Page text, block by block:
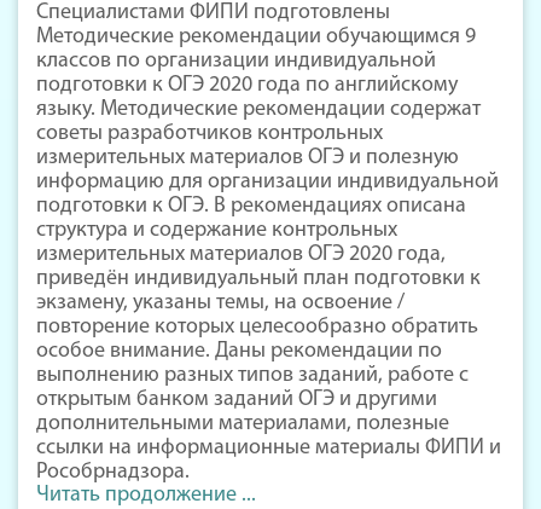
Специалистами ФИПИ подготовлены
Методические рекомендации обучающимся 9
классов по организации индивидуальной
подготовки к ОГЭ 2020 года по английскому
языку. Методические рекомендации содержат
советы разработчиков контрольных
измерительных материалов ОГЭ и полезную
информацию для организации индивидуальной
подготовки к ОГЭ. В рекомендациях описана
структура и содержание контрольных
измерительных материалов ОГЭ 2020 года,
приведён индивидуальный план подготовки к
экзамену, указаны темы, на освоение /
повторение которых целесообразно обратить
особое внимание. Даны рекомендации по
выполнению разных типов заданий, работе с
открытым банком заданий ОГЭ и другими
дополнительными материалами, полезные
ссылки на информационные материалы ФИПИ и
Рособрнадзора.
Читать продолжение ...